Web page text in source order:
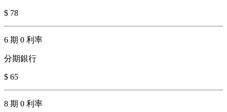
$ 78
6 期 0 利率
分期銀行
$ 65
8 期 0 利率